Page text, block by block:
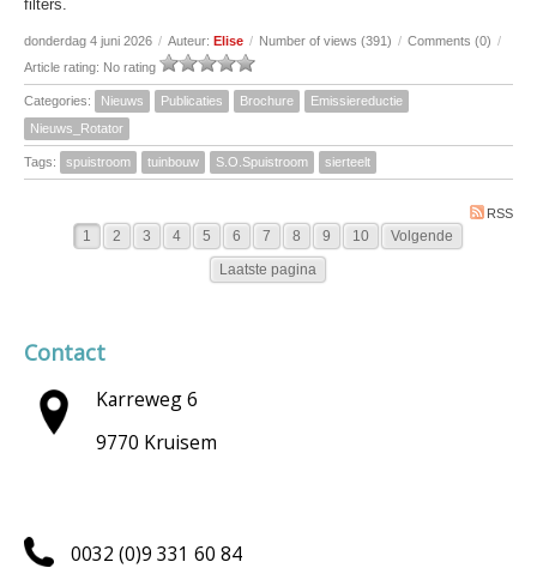
filters.
donderdag 4 juni 2026 / Auteur: Elise / Number of views (391) / Comments (0) /
Article rating: No rating
Categories: Nieuws Publicaties Brochure
Emissiereductie
Nieuws_Rotator
Tags: spuistroom tuinbouw S.O.Spuistroom sierteelt
RSS
1 2 3 4 5 6 7 8 9 10
Volgende
Laatste pagina
Contact
Karreweg 6
9770 Kruisem
0032 (0)9 331 60 84